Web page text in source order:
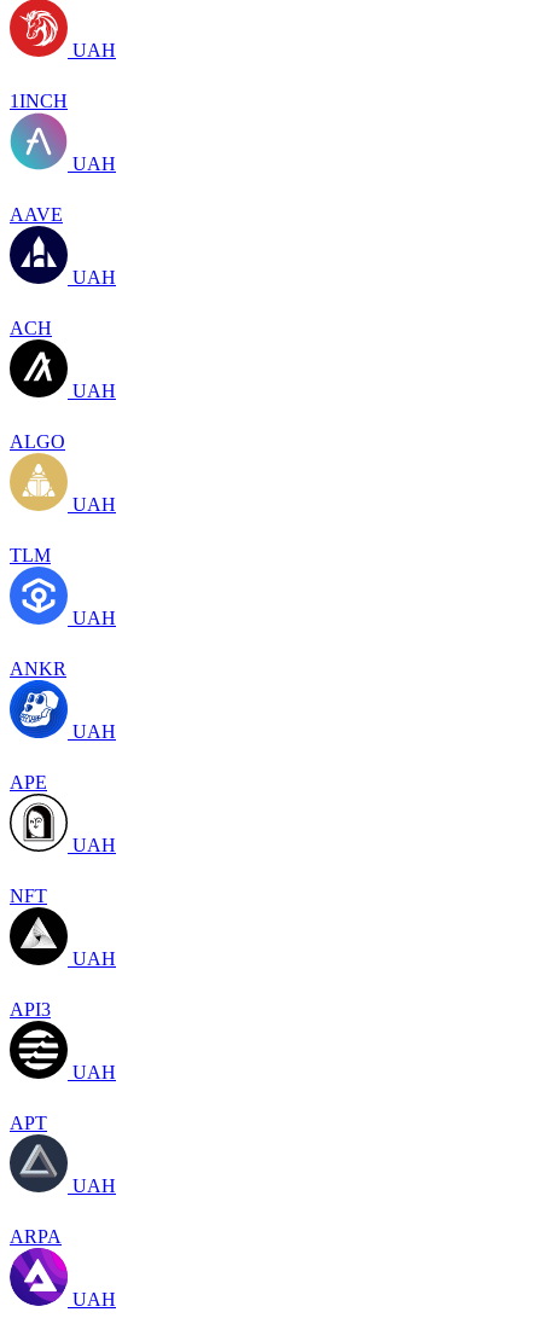
UAH
1INCH
UAH
AAVE
UAH
ACH
UAH
ALGO
UAH
TLM
UAH
ANKR
UAH
APE
UAH
NFT
UAH
API3
UAH
APT
UAH
ARPA
UAH